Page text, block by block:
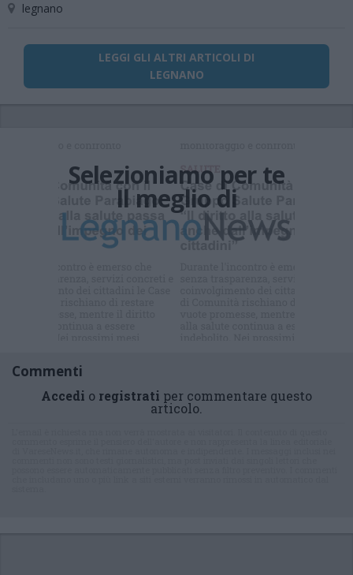
legnano
LEGGI GLI ALTRI ARTICOLI DI
LEGNANO
Selezioniamo per te
Il meglio di
Commenti
Accedi o registrati per commentare questo
articolo.